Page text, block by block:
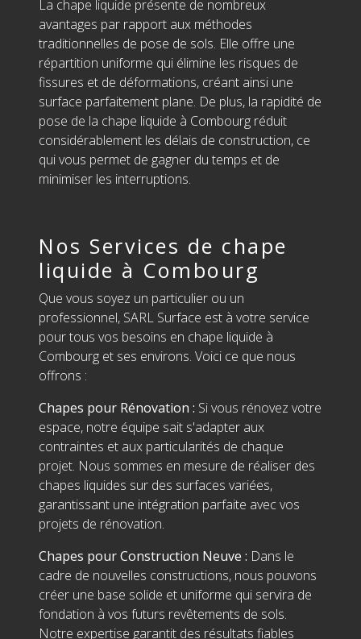
La chape liquide présente de nombreux
avantages par rapport aux méthodes
traditionnelles de pose de sols. Elle offre une
répartition uniforme qui élimine les risques de
fissures et de déformations, créant ainsi une
surface parfaitement plane. De plus, la rapidité de
pose de la chape liquide à Combourg réduit
considérablement les délais de construction, ce
qui vous permet de gagner du temps et de
minimiser les interruptions.
Nos Services de chape
liquide à Combourg
Que vous soyez un particulier ou un
professionnel, SARL Surface est à votre service
pour tous vos besoins en chape liquide à
Combourg et ses environs. Voici ce que nous
offrons :
Chapes pour Rénovation : Si vous rénovez votre
espace, notre équipe sait s'adapter aux
contraintes et aux particularités de chaque
projet. Nous sommes en mesure de réaliser des
chapes liquides sur des surfaces variées,
garantissant une intégration parfaite avec vos
projets de rénovation.
Chapes pour Construction Neuve : Dans le
cadre de nouvelles constructions, nous pouvons
créer une base solide et uniforme qui servira de
fondation à vos futurs revêtements de sols.
Notre expertise garantit des résultats fiables